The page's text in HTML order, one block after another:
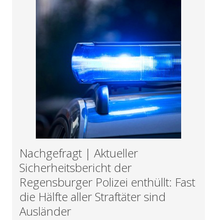
Nachgefragt | Aktueller
Sicherheitsbericht der
Regensburger Polizei enthüllt: Fast
die Hälfte aller Straftäter sind
Ausländer